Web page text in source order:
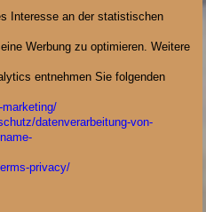
Interesse an der statistischen
Werbung zu optimieren. Weitere
entnehmen Sie folgenden
datenverarbeitung-von-
privacy/